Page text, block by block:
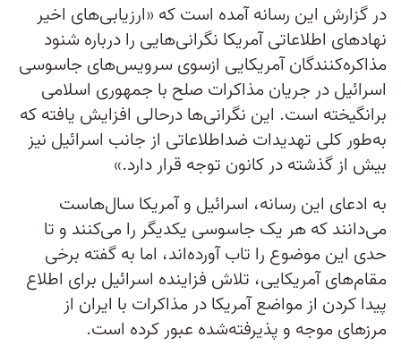
در گزارش این رسانه آمده است که «ارزیابی‌های اخیر
نهادهای اطلاعاتی آمریکا نگرانی‌هایی را درباره شنود
مذاکره‌کنندگان آمریکایی ازسوی سرویس‌های جاسوسی
اسرائیل در جریان مذاکرات صلح با جمهوری اسلامی
برانگیخته است. این نگرانی‌ها درحالی افزایش یافته که
به‌طور کلی تهدیدات ضداطلاعاتی از جانب اسرائیل نیز
بیش از گذشته در کانون توجه قرار دارد.»
به ادعای این رسانه، اسرائیل و آمریکا سال‌هاست
می‌دانند که هر یک جاسوسی یکدیگر را می‌کنند و تا
حدی این موضوع را تاب آورده‌اند، اما به گفته برخی
مقام‌های آمریکایی، تلاش فزاینده اسرائیل برای اطلاع
پیدا کردن از مواضع آمریکا در مذاکرات با ایران از
مرزهای موجه و پذیرفته‌شده عبور کرده است.